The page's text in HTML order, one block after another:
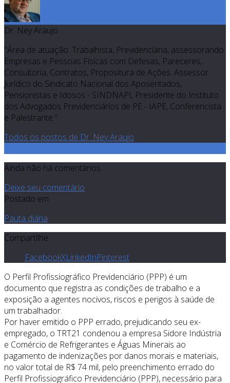
Dr. Ney Araujo
"Área de atuação: Trabalhista, Previdenciária, assessorando
Empresas e Pessoas Físicas com Defesas, Pareceres,
Consultoria, Contratos, Propositura de Ações. Assessor
Jurídico do Sindicato Nacional dos Aposentados,
Pensionistas e Idosos - SINDNAPI, Presidente do Instituto
dos Advogados Previdenciários de PE - IAPE, Conferencista
e Palestrante."
Todos os postos de Dr. Ney Araujo
Ainda não há comentários.
Deixe seu comentário
Postado em
Pauta diária
Compartilhe
FacebookXLinkedInPinterest
O Perfil Profissiográfico Previdenciário (PPP) é um
documento que registra as condições de trabalho e a
exposição a agentes nocivos, riscos e perigos à saúde de
um trabalhador.
Por haver emitido o PPP errado, prejudicando seu ex-
empregado, o TRT21 condenou a empresa Sidore Indústria
e Comércio de Refrigerantes e Águas Minerais ao
pagamento de indenizações por danos morais e materiais,
no valor total de R$ 74 mil, pelo preenchimento errado do
Perfil Profissiográfico Previdenciário (PPP), necessário para